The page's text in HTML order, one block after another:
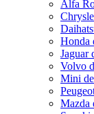
Alfa
Honda
Jaguar
Volvo
Mini
Mazda